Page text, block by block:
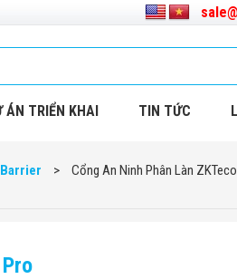
ÁN TRIỂN KHAI TIN TỨC
Barrier >
Cổng An Ninh Phân Làn